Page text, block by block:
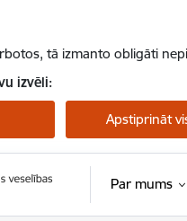
tā izmanto obligāti
izvēli:
Apstiprināt
Par mums